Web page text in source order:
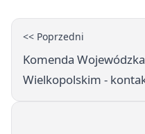
<< Poprzedni
Komenda
Wielkopolskim -